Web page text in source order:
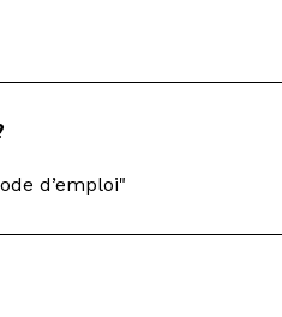
d’emploi"